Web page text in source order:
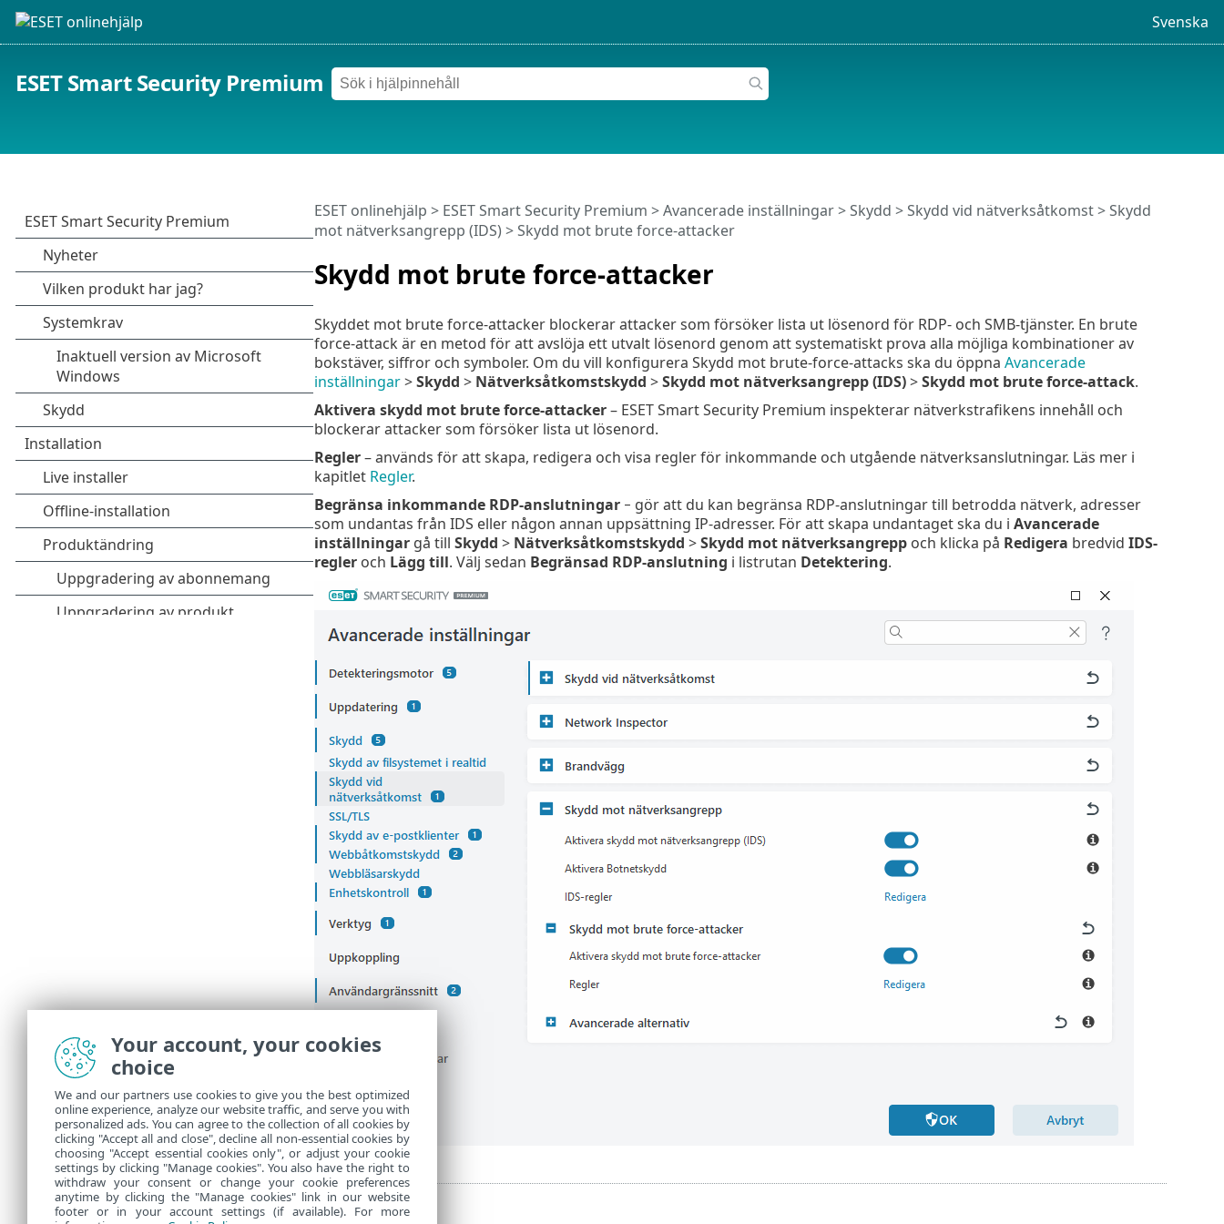
Svenska
ESET Smart Security Premium
Skydd mot brute force-attacker
ESET onlinehjälp > ESET Smart Security Premium >Avancerade inställningar>Skydd >Skydd vid nätverksåtkomst>Skydd
mot nätverksangrepp (IDS) > Skydd mot brute force-attacker
Skyddet mot brute force-attacker blockerar attacker som försöker lista ut lösenord för RDP- och SMB-tjänster. En brute
force-attack är en metod för att avslöja ett utvalt lösenord genom att systematiskt prova alla möjliga kombinationer av
bokstäver, siffror och symboler. Om du vill konfigurera Skydd mot brute-force-attacks ska du öppna Avancerade
inställningar>Skydd > Nätverksåtkomstskydd >Skydd mot nätverksangrepp (IDS)>Skydd mot brute force-attack.
Aktivera skydd mot brute force-attacker– ESET Smart Security Premium inspekterar nätverkstrafikens innehåll och
blockerar attacker som försöker lista ut lösenord.
Regler– används för att skapa, redigera och visa regler för inkommande och utgående nätverksanslutningar. Läs mer i
kapitlet Regler.
Begränsa inkommande RDP-anslutningar− gör att du kan begränsa RDP-anslutningar till betrodda nätverk, adresser
som undantas från IDS eller någon annan uppsättning IP-adresser. För att skapa undantaget ska du i Avancerade
inställningargå till Skydd > Nätverksåtkomstskydd >Skydd mot nätverksangreppoch klicka på Redigera bredvid IDS-
regleroch Lägg till. Välj sedan Begränsad RDP-anslutning i listrutan Detektering.
Your account, your cookies
choice
We and our partners use cookies to give you the best optimized
online experience, analyze our website traffic, and serve you with
personalized ads. You can agree to the collection of all cookies by
clicking "Accept all and close", decline all non-essential cookies by
choosing "Accept essential cookies only", or adjust your cookie
settings by clicking "Manage cookies". You also have the right to
withdraw your consent or change your cookie preferences
anytime by clicking the "Manage cookies" link in our website
footer or in your account settings (if available). For more